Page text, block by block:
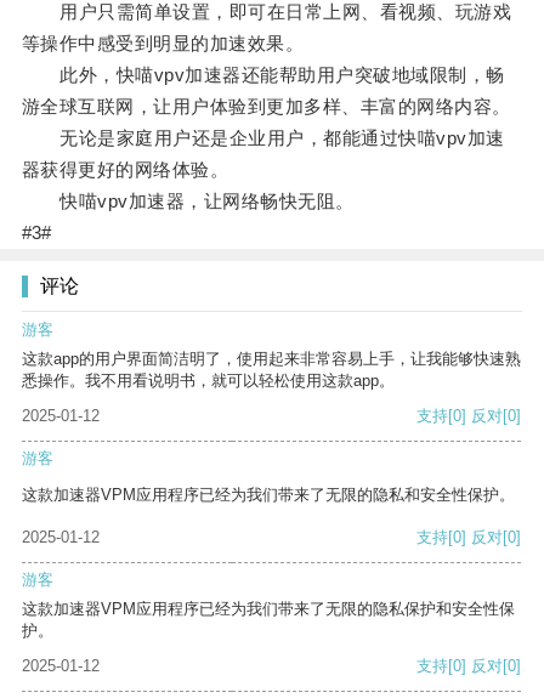
用户只需简单设置，即可在日常上网、看视频、玩游戏
等操作中感受到明显的加速效果。
此外，快喵vpv加速器还能帮助用户突破地域限制，畅
游全球互联网，让用户体验到更加多样、丰富的网络内容。
无论是家庭用户还是企业用户，都能通过快喵vpv加速
器获得更好的网络体验。
快喵vpv加速器，让网络畅快无阻。
#3#
评论
游客
这款app的用户界面简洁明了，使用起来非常容易上手，让我能够快速熟
悉操作。我不用看说明书，就可以轻松使用这款app。
2025-01-12
支持[0] 反对[0]
游客
这款加速器VPM应用程序已经为我们带来了无限的隐私和安全性保护。
2025-01-12 支持[0] 反对[0]
游客
这款加速器VPM应用程序已经为我们带来了无限的隐私保护和安全性保
护。
2025-01-12
支持[0] 反对[0]